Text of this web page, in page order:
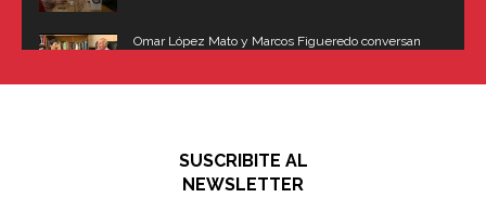
Omar López Mato y Marcos Figueredo conversan
"En política, la estupidez no es una desventaja"
SUSCRIBITE AL
NEWSLETTER